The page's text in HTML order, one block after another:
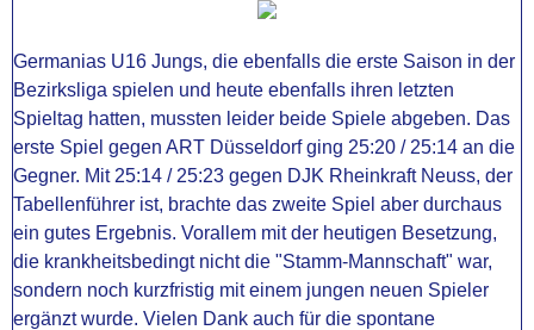
Germanias U16 Jungs, die ebenfalls die erste Saison in der
Bezirksliga spielen und heute ebenfalls ihren letzten
Spieltag hatten, mussten leider beide Spiele abgeben. Das
erste Spiel gegen ART Düsseldorf ging 25:20 / 25:14 an die
Gegner. Mit 25:14 / 25:23 gegen DJK Rheinkraft Neuss, der
Tabellenführer ist, brachte das zweite Spiel aber durchaus
ein gutes Ergebnis. Vorallem mit der heutigen Besetzung,
die krankheitsbedingt nicht die "Stamm-Mannschaft" war,
sondern noch kurzfristig mit einem jungen neuen Spieler
ergänzt wurde. Vielen Dank auch für die spontane